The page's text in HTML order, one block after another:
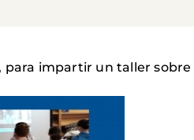
para impartir un taller sobre